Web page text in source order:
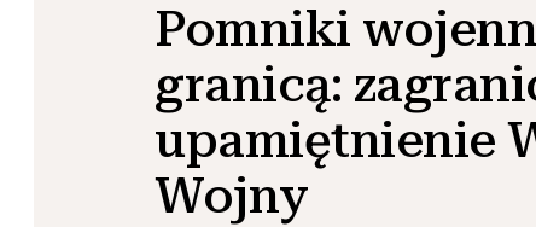
Pomniki
granicą:
upamiętnienie
Wojny